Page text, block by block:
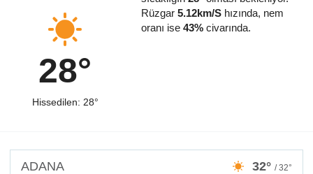
28°
Hissedilen: 28°
Rüzgar 5.12km/Shızında, nem
oranı ise 43%civarında.
ADANA 32° / 32°